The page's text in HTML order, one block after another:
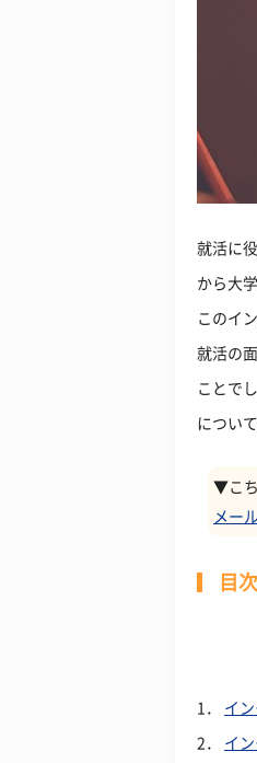
就活に
から大
このイ
就活の
ことで
につい
▼こち
メー
目次
1． イ
2． イ